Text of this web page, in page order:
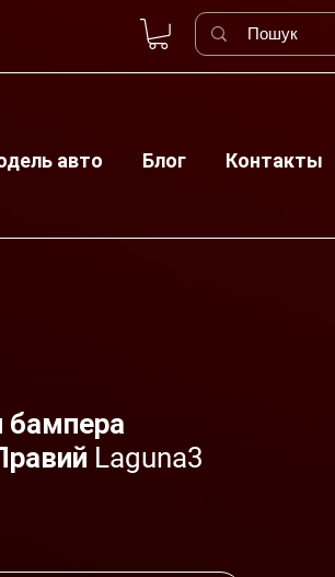
авто Блог Контакты
бампера
Laguna3